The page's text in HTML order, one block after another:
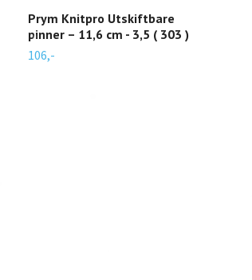
Prym Knitpro Utskiftbare
pinner – 11,6 cm - 3,5 ( 303 )
106,-